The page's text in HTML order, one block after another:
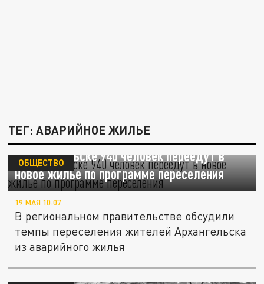
ТЕГ: АВАРИЙНОЕ ЖИЛЬЕ
В Архангельске 940 человек переедут в
новое жилье по программе переселения
ОБЩЕСТВО
19 МАЯ 10:07
В региональном правительстве обсудили
темпы переселения жителей Архангельска
из аварийного жилья